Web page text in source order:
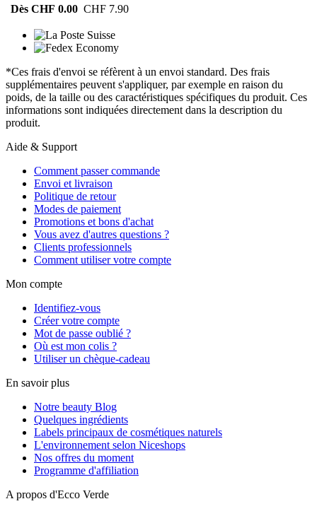
Dès CHF 0.00 CHF 7.90
*Ces frais d'envoi se réfèrent à un envoi standard. Des frais
supplémentaires peuvent s'appliquer, par exemple en raison du
poids, de la taille ou des caractéristiques spécifiques du produit. Ces
informations sont indiquées directement dans la description du
produit.
Aide & Support
Comment passer commande
Envoi et livraison
Politique de retour
Modes de paiement
Promotions et bons d'achat
Vous avez d'autres questions ?
Clients professionnels
Comment utiliser votre compte
Mon compte
Identifiez-vous
Créer votre compte
Mot de passe oublié ?
Où est mon colis ?
Utiliser un chèque-cadeau
En savoir plus
Notre beauty Blog
Quelques ingrédients
Labels principaux de cosmétiques naturels
L'environnement selon Niceshops
Nos offres du moment
Programme d'affiliation
A propos d'Ecco Verde